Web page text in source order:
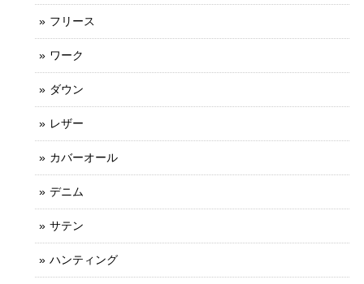
フリース
ワーク
ダウン
レザー
カバーオール
デニム
サテン
ハンティング